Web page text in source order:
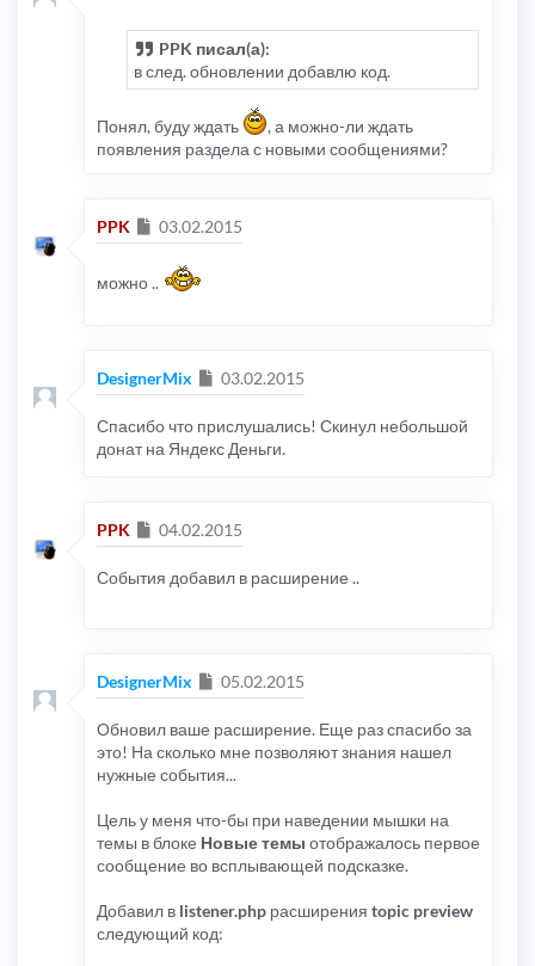
PPK писал(а):
в след. обновлении добавлю код.
Понял, буду ждать
, а можно-ли ждать
появления раздела с новыми сообщениями?
PPK Сообщение
03.02.2015
можно ..
DesignerMix Сообщение
03.02.2015
Спасибо что прислушались! Скинул небольшой
донат на Яндекс Деньги.
PPK Сообщение
04.02.2015
События добавил в расширение ..
DesignerMix Сообщение
05.02.2015
Обновил ваше расширение. Еще раз спасибо за
это! На сколько мне позволяют знания нашел
нужные события...
Цель у меня что-бы при наведении мышки на
темы в блоке Новые темы отображалось первое
сообщение во всплывающей подсказке.
Добавил в listener.php расширения topic preview
следующий код: